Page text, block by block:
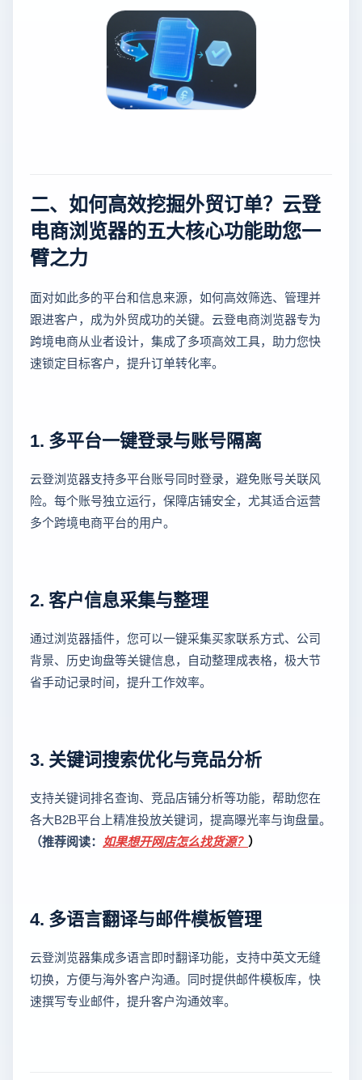
二、如何高效挖掘外贸订单？云登
电商浏览器的五大核心功能助您一
臂之力
面对如此多的平台和信息来源，如何高效筛选、管理并
跟进客户，成为外贸成功的关键。云登电商浏览器专为
跨境电商从业者设计，集成了多项高效工具，助力您快
速锁定目标客户，提升订单转化率。
1. 多平台一键登录与账号隔离
云登浏览器支持多平台账号同时登录，避免账号关联风
险。每个账号独立运行，保障店铺安全，尤其适合运营
多个跨境电商平台的用户。
2. 客户信息采集与整理
通过浏览器插件，您可以一键采集买家联系方式、公司
背景、历史询盘等关键信息，自动整理成表格，极大节
省手动记录时间，提升工作效率。
3. 关键词搜索优化与竞品分析
支持关键词排名查询、竞品店铺分析等功能，帮助您在
各大B2B平台上精准投放关键词，提高曝光率与询盘量。
（推荐阅读： 如果想开网店怎么找货源？ ）
4. 多语言翻译与邮件模板管理
云登浏览器集成多语言即时翻译功能，支持中英文无缝
切换，方便与海外客户沟通。同时提供邮件模板库，快
速撰写专业邮件，提升客户沟通效率。